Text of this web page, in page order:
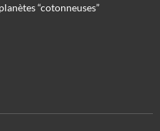
“cotonneuses”